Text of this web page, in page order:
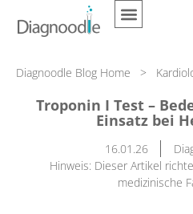
Diagnoodle Blog Home >
Troponin I Test –
Einsatz bei
16.01.26
Hinweis: Dieser Artikel
medizinische